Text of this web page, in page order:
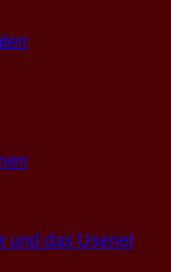
und das Usenet